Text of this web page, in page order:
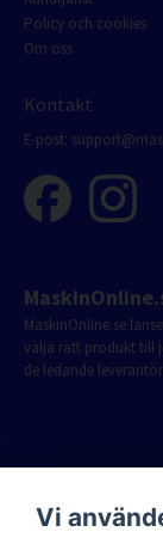
Policy och cookies
Om oss
Kontakt
E-post:
MaskinOnline.se
välja rätt produkt till
de ledande
Vi